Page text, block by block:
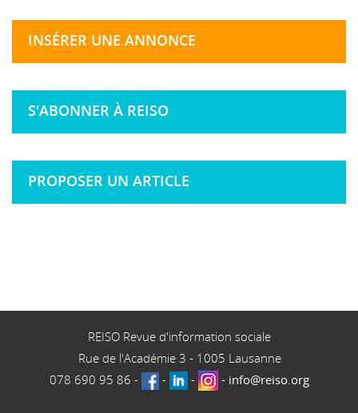
INSÉRER UNE ANNONCE
S'ABONNER À REISO
PROPOSER UN ARTICLE
REISO Revue d'information sociale
Rue de l'Académie 3 - 1005 Lausanne
078 690 95 86 - - - - info@reiso.org